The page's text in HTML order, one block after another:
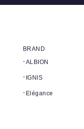
BRAND
ALBION
IGNIS
Elégance